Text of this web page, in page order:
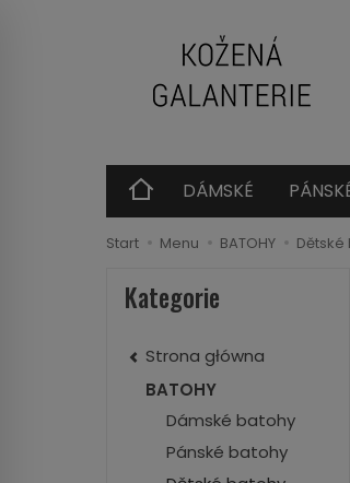
DÁMSKÉ
Start Menu BATOHY
Kategorie
Strona główna
BATOHY
Dámské batohy
Pánské batohy